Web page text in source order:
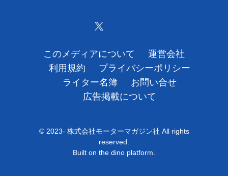
このメディアについて
運営会社
利用規約
プライバシーポリシー
ライター名簿
お問い合せ
広告掲載について
© 2023- 株式会社モーターマガジン社 All rights
reserved.
Built on the dino platform.